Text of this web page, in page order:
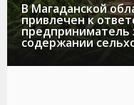
В Магаданской
привлечен к
предприниматель
содержании